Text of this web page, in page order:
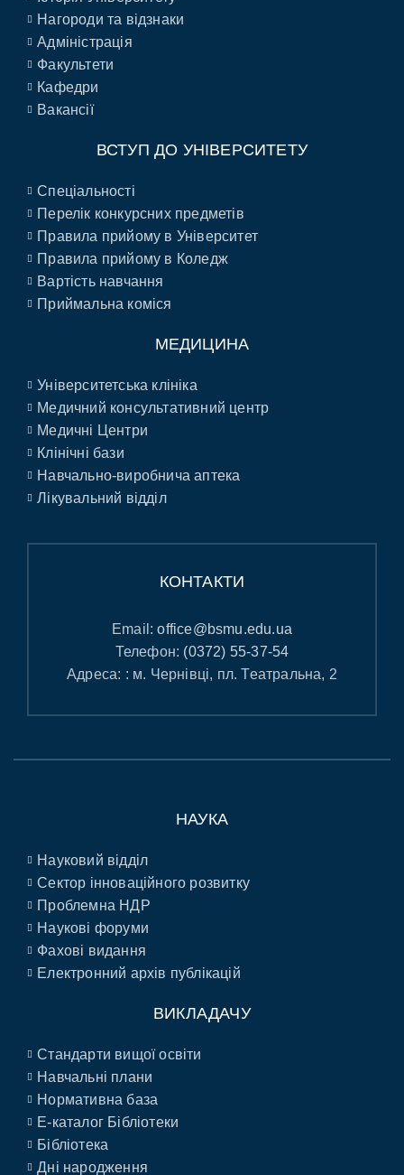
Нагороди та відзнаки
Адміністрація
Факультети
Кафедри
Вакансії
ВСТУП ДО УНІВЕРСИТЕТУ
Спеціальності
Перелік конкурсних предметів
Правила прийому в Університет
Правила прийому в Коледж
Вартість навчання
Приймальна коміся
МЕДИЦИНА
Університетська клініка
Медичний консультативний центр
Медичні Центри
Клінічні бази
Навчально-виробнича аптека
Лікувальний відділ
КОНТАКТИ
Email:office@bsmu.edu.ua
Телефон: (0372) 55-37-54
Адреса: : м. Чернівці, пл. Театральна, 2
НАУКА
Науковий відділ
Сектор інноваційного розвитку
Проблемна НДР
Наукові форуми
Фахові видання
Електронний архів публікацій
ВИКЛАДАЧУ
Стандарти вищої освіти
Навчальні плани
Нормативна база
E-каталог Бібліотеки
Бібліотека
Дні народження